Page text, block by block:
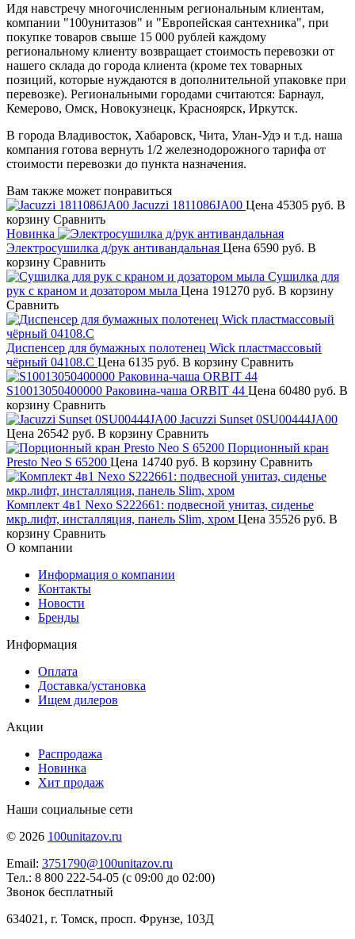
Идя навстречу многочисленным региональным клиентам,
компании "100унитазов" и "Европейская сантехника", при
покупке товаров свыше 15 000 рублей каждому
региональному клиенту возвращает стоимость перевозки от
нашего склада до города клиента (кроме тех товарных
позиций, которые нуждаются в дополнительной упаковке при
перевозке). Региональными городами считаются: Барнаул,
Кемерово, Омск, Новокузнецк, Красноярск, Иркутск.
В города Владивосток, Хабаровск, Чита, Улан-Удэ и т.д. наша
компания готова вернуть 1/2 железнодорожного тарифа от
стоимости перевозки до пункта назначения.
Вам также может понравиться
Jacuzzi 1811086JA00 Цена 45305 руб. В
корзину Сравнить
Новинка
Электросушилка д/рук антивандальная Цена 6590 руб. В
корзину Сравнить
Сушилка для
рук с краном и дозатором мыла Цена 191270 руб. В корзину
Сравнить
Диспенсер для бумажных полотенец Wick пластмассовый
чёрный 04108.C Цена 6135 руб. В корзину Сравнить
S10013050400000 Раковина-чаша ORBIT 44 Цена 60480 руб. В
корзину Сравнить
Jacuzzi Sunset 0SU00444JA00
Цена 26542 руб. В корзину Сравнить
Порционный кран
Presto Neo S 65200 Цена 14740 руб. В корзину Сравнить
Комплект 4в1 Nexo S222661: подвесной унитаз, сиденье
мкр.лифт, инсталляция, панель Slim, хром Цена 35526 руб. В
корзину Сравнить
О компании
Информация о компании
Контакты
Новости
Бренды
Информация
Оплата
Доставка/установка
Ищем дилеров
Акции
Распродажа
Новинка
Хит продаж
Наши социальные сети
© 2026 100unitazov.ru
Email: 3751790@100unitazov.ru
Тел.: 8 800 222-54-05 (с 09:00 до 02:00)
Звонок бесплатный
634021, г. Томск, просп. Фрунзе, 103Д